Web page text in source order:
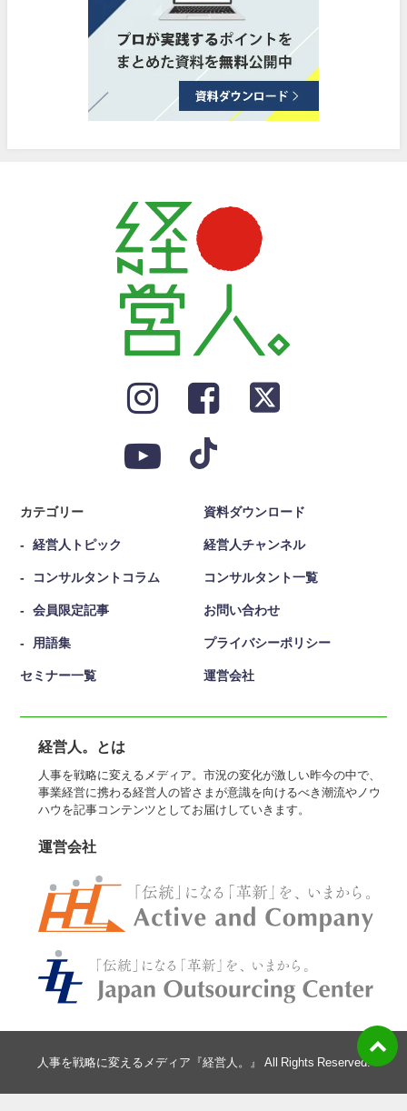
カテゴリー
経営人トピック
コンサルタントコラム
会員限定記事
用語集
セミナー一覧
資料ダウンロード
経営人チャンネル
コンサルタント一覧
お問い合わせ
プライバシーポリシー
運営会社
経営人。とは
人事を戦略に変えるメディア。市況の変化が激しい昨今の中で、
事業経営に携わる経営人の皆さまが意識を向けるべき潮流やノウ
ハウを記事コンテンツとしてお届けしていきます。
運営会社
人事を戦略に変えるメディア『経営人。』 All Rights Reserved.